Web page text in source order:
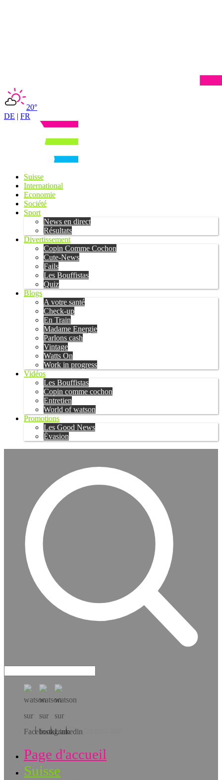
20°
DE | FR
Suisse
International
Economie
Société
Sport
News en direct
Résultats
Divertissement
Copin Comme Cochon
Cute-News
Fails
Les Bouffistas
Quiz
Blogs
A votre santé
Check-up
En Train
Madame Energie
Parlons cash
Vintage
Watts On
Work in progress
Vidéos
Les Bouffistas
Copin comme cochon
Entretien
World of watson
Promotions
Les Good News
Évasion
Téléchargez l’app!
Page d'accueil
Suisse